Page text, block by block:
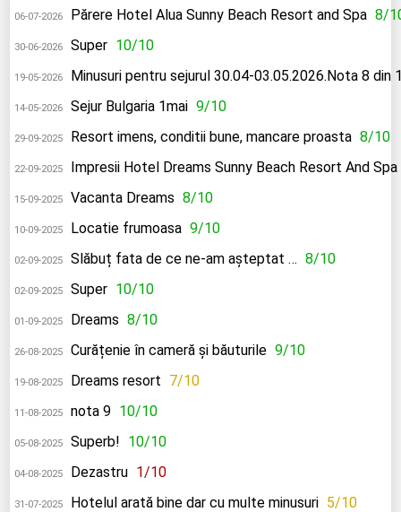
06-07-2026 Părere Hotel Alua Sunny Beach Resort and Spa 8/
30-06-2026 Super 10/10
19-05-2026 Minusuri pentru sejurul 30.04-03.05.2026.Nota 8 din
14-05-2026 Sejur Bulgaria 1mai 9/10
29-09-2025 Resort imens, conditii bune, mancare proasta 8/10
22-09-2025 Impresii Hotel Dreams Sunny Beach Resort And Spa
15-09-2025 Vacanta Dreams 8/10
10-09-2025 Locatie frumoasa 9/10
02-09-2025 Slăbuț fata de ce ne-am așteptat … 8/10
02-09-2025 Super 10/10
01-09-2025 Dreams 8/10
26-08-2025 Curățenie în cameră și băuturile 9/10
19-08-2025 Dreams resort 7/10
11-08-2025 nota 9 10/10
05-08-2025 Superb! 10/10
04-08-2025 Dezastru 1/10
31-07-2025 Hotelul arată bine dar cu multe minusuri 5/10